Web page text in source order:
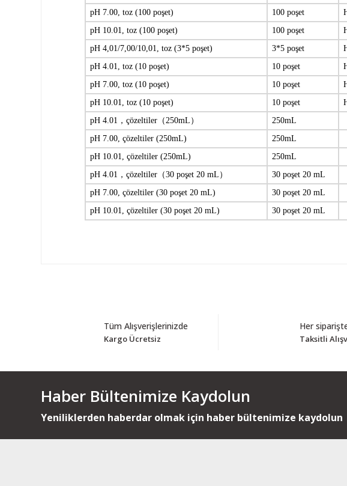
pH 7.00, toz (100 poşet)
100 poşet
pH 10.01, toz (100 poşet)
100 poşet
pH 4,01/7,00/10,01, toz (3*5 poşet)
3*5 poşet
pH 4.01, toz (10 poşet)
10 poşet
pH 7.00, toz (10 poşet)
10 poşet
pH 10.01, toz (10 poşet)
10 poşet
pH 4.01，çözeltiler（250mL）
250mL
pH 7.00, çözeltiler (250mL)
250mL
pH 10.01, çözeltiler (250mL)
250mL
pH 4.01，çözeltiler（30 poşet 20 mL）
30 poşet 20 mL
pH 7.00, çözeltiler (30 poşet 20 mL)
30 poşet 20 mL
pH 10.01, çözeltiler (30 poşet 20 mL)
30 poşet 20 mL
Tüm Alışverişlerinizde
Kargo Ücretsiz
Her
Taksitli
Haber Bültenimize Kaydolun
Yeniliklerden haberdar olmak için haber bültenimize kaydolun